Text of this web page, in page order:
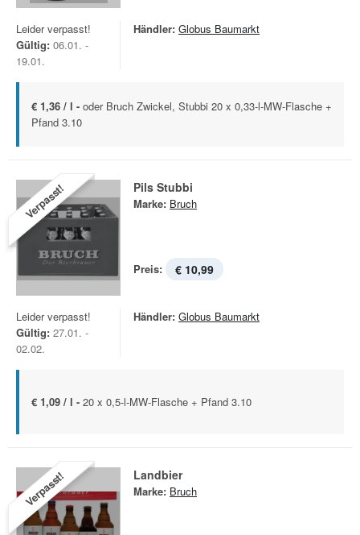
Leider verpasst!
Gültig: 06.01. -
19.01.
Händler: Globus Baumarkt
€ 1,36 / l - oder Bruch Zwickel, Stubbi 20 x 0,33-l-MW-Flasche +
Pfand 3.10
Verpasst! Pils Stubbi
Marke: Bruch
Preis: € 10,99
Leider verpasst!
Gültig: 27.01. -
02.02.
Händler: Globus Baumarkt
€ 1,09 / l - 20 x 0,5-l-MW-Flasche + Pfand 3.10
Verpasst! Landbier
Marke: Bruch